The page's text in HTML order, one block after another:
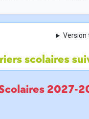
Version
scolaires
2027-